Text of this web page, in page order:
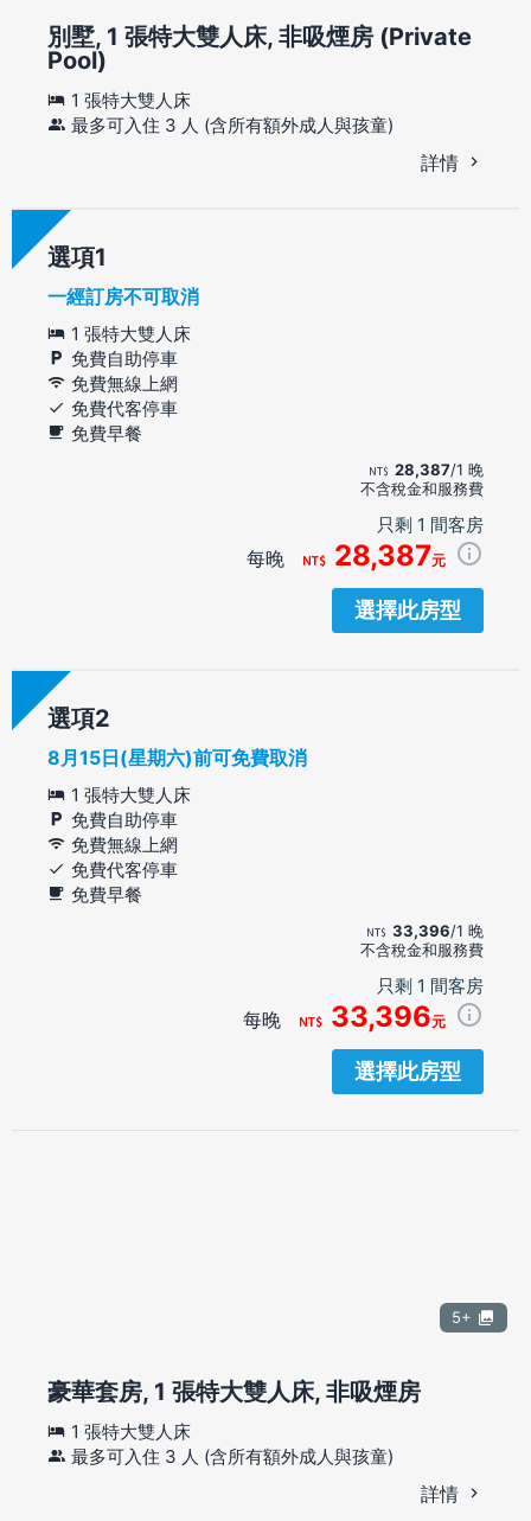
別墅, 1 張特大雙人床, 非吸煙房 (Private
Pool)
1 張特大雙人床
最多可入住 3 人 (含所有額外成人與孩童)
詳情
選項
一經訂房不可取消
1 張特大雙人床
免費自助停車
免費無線上網
免費代客停車
免費早餐
28,387/1 晚
不含稅金和服務費
只剩 1 間客房
每晚 28,387元
選擇此房型
選項
8月15日(星期六)前可免費取消
1 張特大雙人床
免費自助停車
免費無線上網
免費代客停車
免費早餐
33,396/1 晚
不含稅金和服務費
只剩 1 間客房
每晚 33,396元
選擇此房型
5+
豪華套房, 1 張特大雙人床, 非吸煙房
1 張特大雙人床
最多可入住 3 人 (含所有額外成人與孩童)
詳情